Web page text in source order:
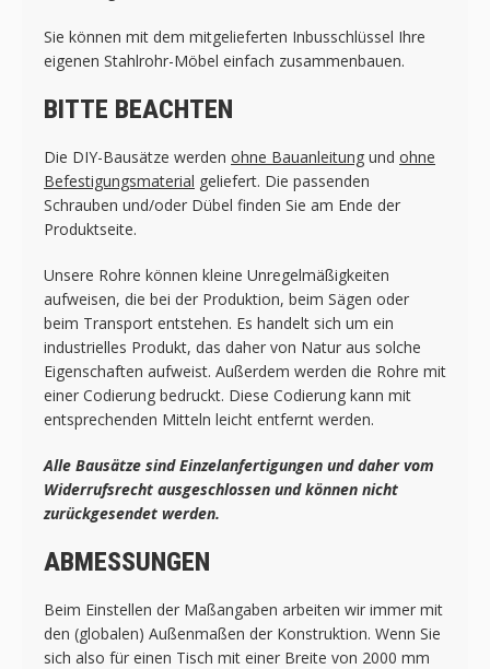
Sie können mit dem mitgelieferten Inbusschlüssel Ihre
eigenen Stahlrohr-Möbel einfach zusammenbauen.
BITTE BEACHTEN
Die DIY-Bausätze werden ohne Bauanleitung und ohne
Befestigungsmaterial geliefert. Die passenden
Schrauben und/oder Dübel finden Sie am Ende der
Produktseite.
Unsere Rohre können kleine Unregelmäßigkeiten
aufweisen, die bei der Produktion, beim Sägen oder
beim Transport entstehen. Es handelt sich um ein
industrielles Produkt, das daher von Natur aus solche
Eigenschaften aufweist. Außerdem werden die Rohre mit
einer Codierung bedruckt. Diese Codierung kann mit
entsprechenden Mitteln leicht entfernt werden.
Alle Bausätze sind Einzelanfertigungen und daher vom
Widerrufsrecht ausgeschlossen und können nicht
zurückgesendet werden.
ABMESSUNGEN
Beim Einstellen der Maßangaben arbeiten wir immer mit
den (globalen) Außenmaßen der Konstruktion. Wenn Sie
sich also für einen Tisch mit einer Breite von 2000 mm